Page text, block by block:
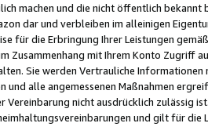
machen und die nicht öffentlich
dar und verbleiben im alleinigen
für die Erbringung Ihrer Leistungen
Zusammenhang mit Ihrem Konto
Sie werden Vertrauliche
und alle angemessenen Maßnahmen
Vereinbarung nicht ausdrücklich zulässig
und gilt für die